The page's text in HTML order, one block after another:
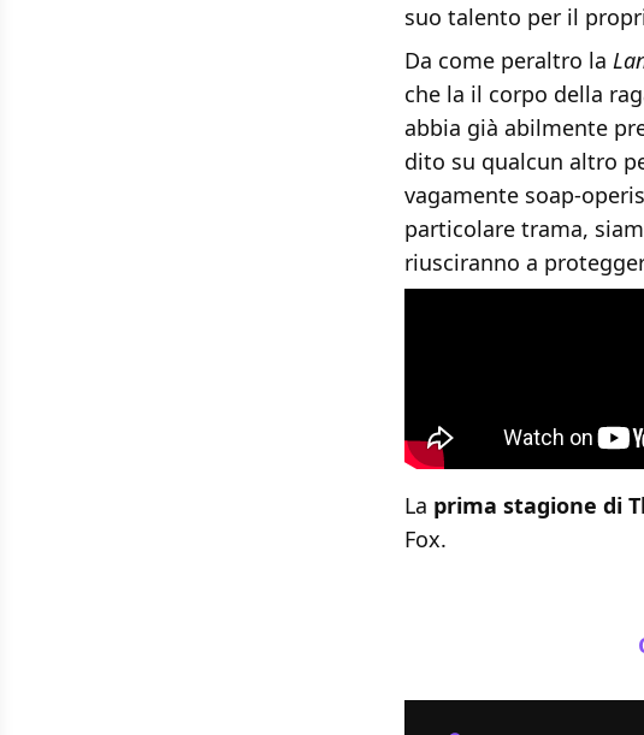
suo talento per il
Da come peraltro la
che la il corpo della
abbia già abilmente
dito su qualcun altro
vagamente soap-
particolare trama,
riusciranno a
La prima stagione di
Fox.